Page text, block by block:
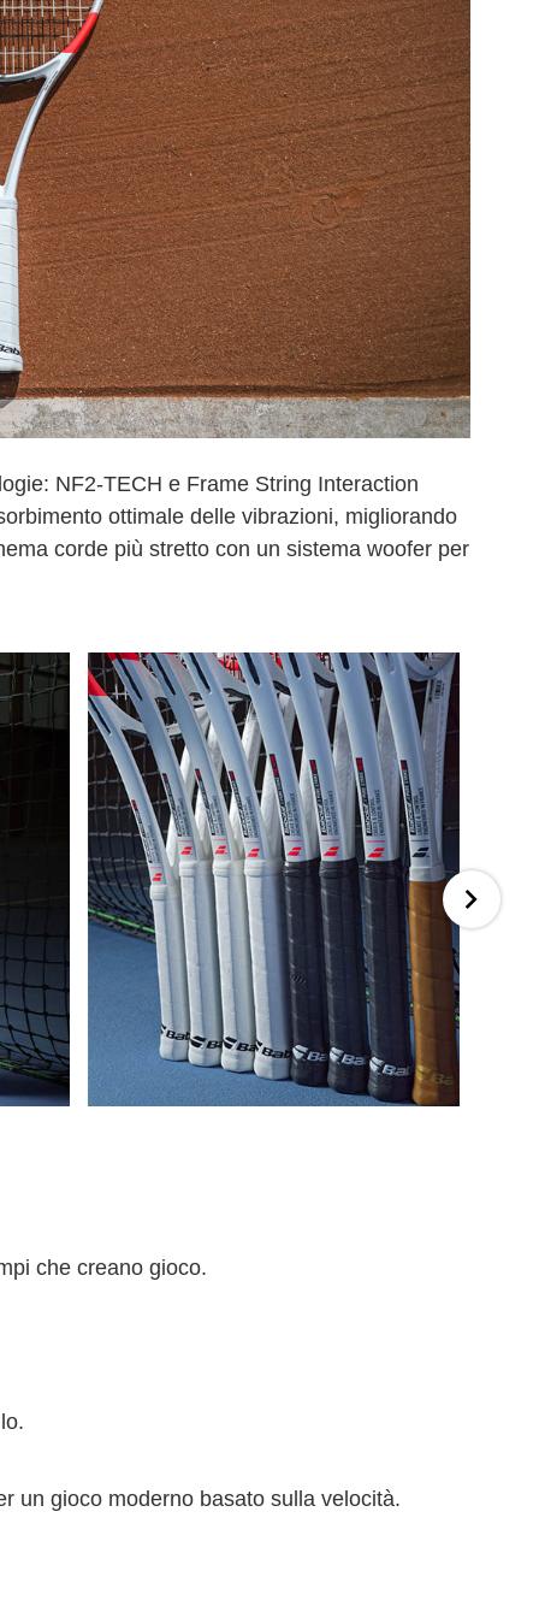
NF2-TECH e Frame String Interaction
ottimale delle vibrazioni, migliorando
corde più stretto con un sistema woofer per
che creano gioco.
un gioco moderno basato sulla velocità.